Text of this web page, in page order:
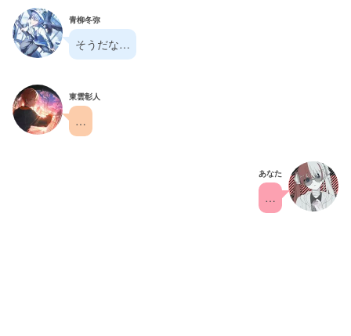
青柳冬弥
そうだな…
東雲彰人
…
あなた
…